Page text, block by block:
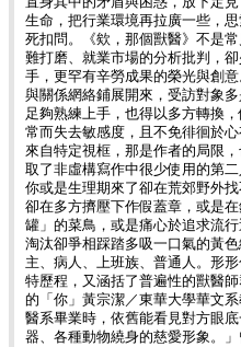
生命，把行業環境再拉廣一些，
死扣問。《欸，那個獸醫》不是
難打磨、就業市場的分析批判，
手，更罕有辛勞成果的榮光與創
與關係網絡鋪展開來，受訪對象
足夠熟練上手，也得以多方轉換
常而失去敏感度，且不免徘徊於
來自特定視框，那是作者的局限
取了非虛構寫作中很少使用的第
你或是生理期來了卻在荒郊野外
卻在多方擠壓下作假蓋章，或是
罐」的菜鳥，或是痛心於追求流
淘汰卻爭相踩踏多吸一口氣的黃
主、病人、上班族、普通人。形
特歷程，又涵括了普遍性的獸醫
的「你」黃宗潔／東華大學華文
醫系畢業時，依舊能看見對方眼
器、各種動物繞身的慈愛形象。